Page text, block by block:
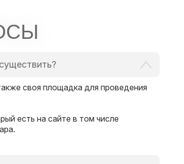
своя площадка для проведения
есть на сайте в том числе